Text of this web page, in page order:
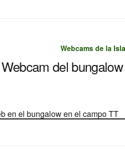
Webcams de la
Webcam del